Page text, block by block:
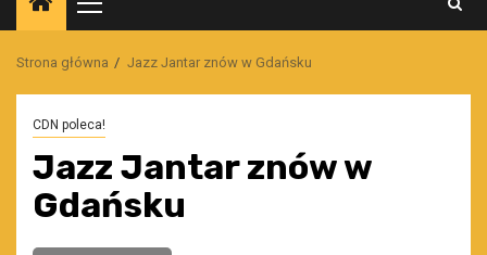
Menu
główne
Strona główna Jazz Jantar znów w Gdańsku
CDN poleca!
Jazz Jantar znów w
Gdańsku